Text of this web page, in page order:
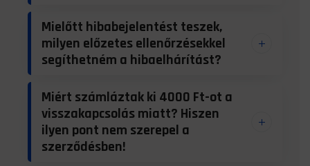
Mielőtt hibabejelentést teszek,
milyen előzetes ellenőrzésekkel
segíthetném a hibaelhárítást?
Miért számláztak ki 4000 Ft-ot a
visszakapcsolás miatt? Hiszen
ilyen pont nem szerepel a
szerződésben!